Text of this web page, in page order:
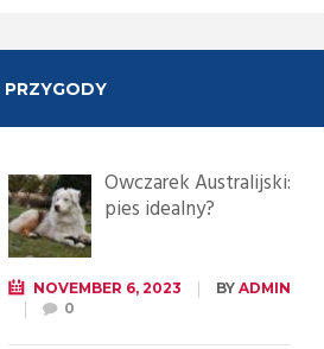
PRZYGODY
Owczarek Australijski:
pies idealny?
NOVEMBER 6, 2023 BY ADMIN
0